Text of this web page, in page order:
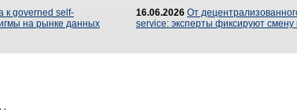
к governed self-
на рынке данных
16.06.2026 От
service: эксперты фиксируют